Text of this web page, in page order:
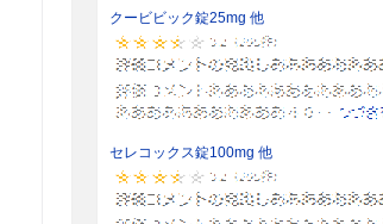
クービビック錠25mg 他
セレコックス錠100mg 他